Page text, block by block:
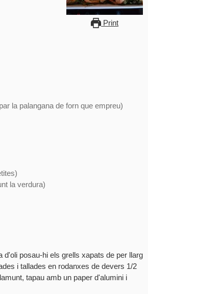
Print
la palangana de forn que empreu)
la verdura)
d'oli posau-hi els grells xapats de per llarg
i tallades en rodanxes de devers 1/2
tapau amb un paper d'alumini i